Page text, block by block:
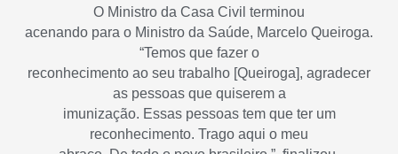
O Ministro da Casa Civil terminou
acenando para o Ministro da Saúde, Marcelo Queiroga.
“Temos que fazer o
reconhecimento ao seu trabalho [Queiroga], agradecer
as pessoas que quiserem a
imunização. Essas pessoas tem que ter um
reconhecimento. Trago aqui o meu